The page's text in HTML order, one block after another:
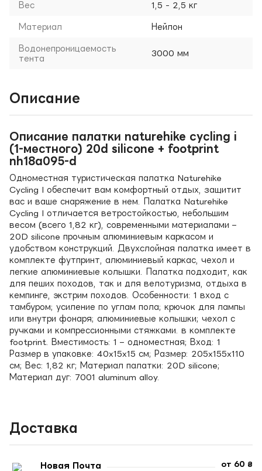
Вес 1,5 - 2,5 кг
Материал Нейлон
Водонепроницаемость
тента
3000 мм
Описание
Описание палатки naturehike cycling i
(1-местного) 20d silicone + footprint
nh18a095-d
Одноместная туристическая палатка Naturehike
Cycling I обеспечит вам комфортный отдых, защитит
вас и ваше снаряжение в нем. Палатка Naturehike
Cycling I отличается ветростойкостью, небольшим
весом (всего 1,82 кг), современными материалами –
20D silicone прочным алюминиевым каркасом и
удобством конструкций. Двухслойная палатка имеет в
комплекте футпринт, алюминиевый каркас, чехол и
легкие алюминиевые колышки. Палатка подходит, как
для пеших походов, так и для велотуризма, отдыха в
кемпинге, экстрим походов. Особенности: 1 вход с
тамбуром; усиление по углам пола; крючок для лампы
или внутри фонаря; алюминиевые колышки; чехол с
ручками и компрессионными стяжками. в комплекте
footprint. Вместимость: 1 – одноместная; Вход: 1
Размер в упаковке: 40x15x15 см; Размер: 205x155x110
см; Вес: 1,82 кг; Материал палатки: 20D silicone;
Материал дуг: 7001 aluminum alloy.
Доставка
Новая Почта от 60 ₴